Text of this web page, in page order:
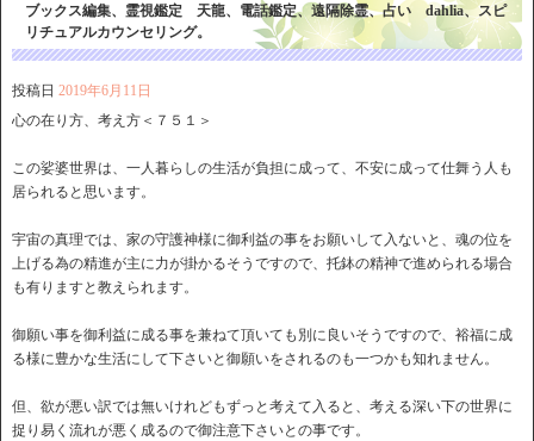
ブックス編集、霊視鑑定 天龍、電話鑑定、遠隔除霊、占い dahlia、スピ
リチュアルカウンセリング。
投稿日 2019年6月11日
心の在り方、考え方＜７５１＞
この娑婆世界は、一人暮らしの生活が負担に成って、不安に成って仕舞う人も
居られると思います。
宇宙の真理では、家の守護神様に御利益の事をお願いして入ないと、魂の位を
上げる為の精進が主に力が掛かるそうですので、托鉢の精神で進められる場合
も有りますと教えられます。
御願い事を御利益に成る事を兼ねて頂いても別に良いそうですので、裕福に成
る様に豊かな生活にして下さいと御願いをされるのも一つかも知れません。
但、欲が悪い訳では無いけれどもずっと考えて入ると、考える深い下の世界に
捉り易く流れが悪く成るので御注意下さいとの事です。